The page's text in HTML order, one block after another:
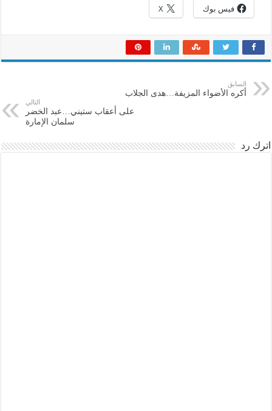
فيس بوك X
السابق
أكره الأضواء المزيفة…هدى الجلاب
التالي
على أعقاب ستيني…عبد الخضر
سلمان الإمارة
اترك رد